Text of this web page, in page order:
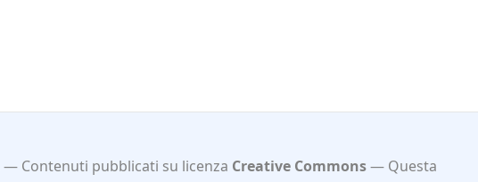
Contenuti pubblicati su licenza Creative Commons
Questa